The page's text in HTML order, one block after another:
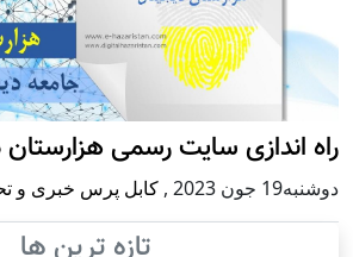
راه اندازی سایت رسمی هزارستان
دوشنبه19 جون 2023 , کابل پرس خبری و